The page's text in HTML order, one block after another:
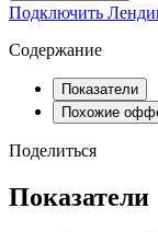
Подключить
Содержание
Показатели
Похожие
Поделиться
Показатели